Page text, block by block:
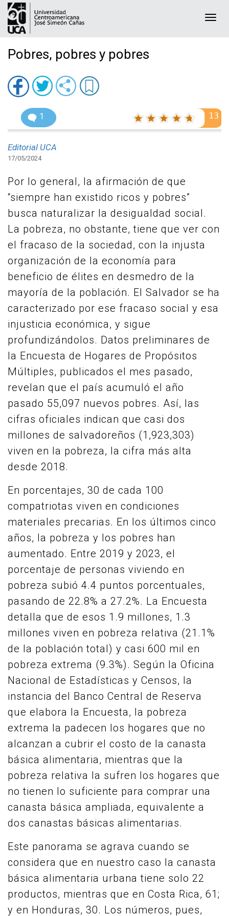
Pobres, pobres y pobres
1 13
Editorial UCA
17/05/2024
Por lo general, la afirmación de que
“siempre han existido ricos y pobres”
busca naturalizar la desigualdad social.
La pobreza, no obstante, tiene que ver con
el fracaso de la sociedad, con la injusta
organización de la economía para
beneficio de élites en desmedro de la
mayoría de la población. El Salvador se ha
caracterizado por ese fracaso social y esa
injusticia económica, y sigue
profundizándolos. Datos preliminares de
la Encuesta de Hogares de Propósitos
Múltiples, publicados el mes pasado,
revelan que el país acumuló el año
pasado 55,097 nuevos pobres. Así, las
cifras oficiales indican que casi dos
millones de salvadoreños (1,923,303)
viven en la pobreza, la cifra más alta
desde 2018.
En porcentajes, 30 de cada 100
compatriotas viven en condiciones
materiales precarias. En los últimos cinco
años, la pobreza y los pobres han
aumentado. Entre 2019 y 2023, el
porcentaje de personas viviendo en
pobreza subió 4.4 puntos porcentuales,
pasando de 22.8% a 27.2%. La Encuesta
detalla que de esos 1.9 millones, 1.3
millones viven en pobreza relativa (21.1%
de la población total) y casi 600 mil en
pobreza extrema (9.3%). Según la Oficina
Nacional de Estadísticas y Censos, la
instancia del Banco Central de Reserva
que elabora la Encuesta, la pobreza
extrema la padecen los hogares que no
alcanzan a cubrir el costo de la canasta
básica alimentaria, mientras que la
pobreza relativa la sufren los hogares que
no tienen lo suficiente para comprar una
canasta básica ampliada, equivalente a
dos canastas básicas alimentarias.
Este panorama se agrava cuando se
considera que en nuestro caso la canasta
básica alimentaria urbana tiene solo 22
productos, mientras que en Costa Rica, 61;
y en Honduras, 30. Los números, pues,